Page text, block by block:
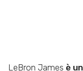
LeBron James è